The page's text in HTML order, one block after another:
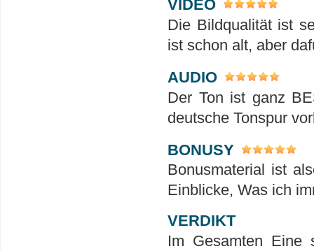
VIDEO
Die Bildqualität ist
ist schon alt, aber
AUDIO
Der Ton ist ganz
deutsche Tonspur
BONUSY
Bonusmaterial ist
Einblicke, Was ich
VERDIKT
Im Gesamten Eine